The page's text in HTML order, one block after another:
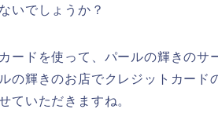
いでしょうか？
ードを使って、パールの輝きのサ
の輝きのお店でクレジットカード
ていただきますね。